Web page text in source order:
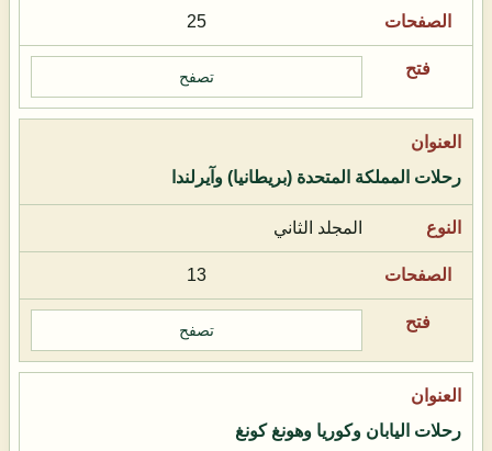
25
تصفح
رحلات المملكة المتحدة (بريطانيا) وآيرلندا
المجلد الثاني
13
تصفح
رحلات اليابان وكوريا وهونغ كونغ